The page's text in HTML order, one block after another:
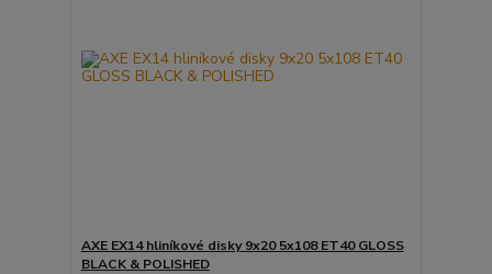
AXE EX14 hliníkové disky 9x20 5x108 ET40 GLOSS
BLACK & POLISHED